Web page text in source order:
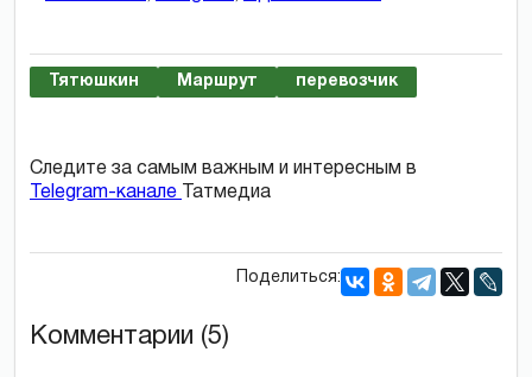
Тятюшкин Маршрут перевозчик
Следите за самым важным и интересным в
Telegram-канале
Татмедиа
Поделиться:
Комментарии (5)